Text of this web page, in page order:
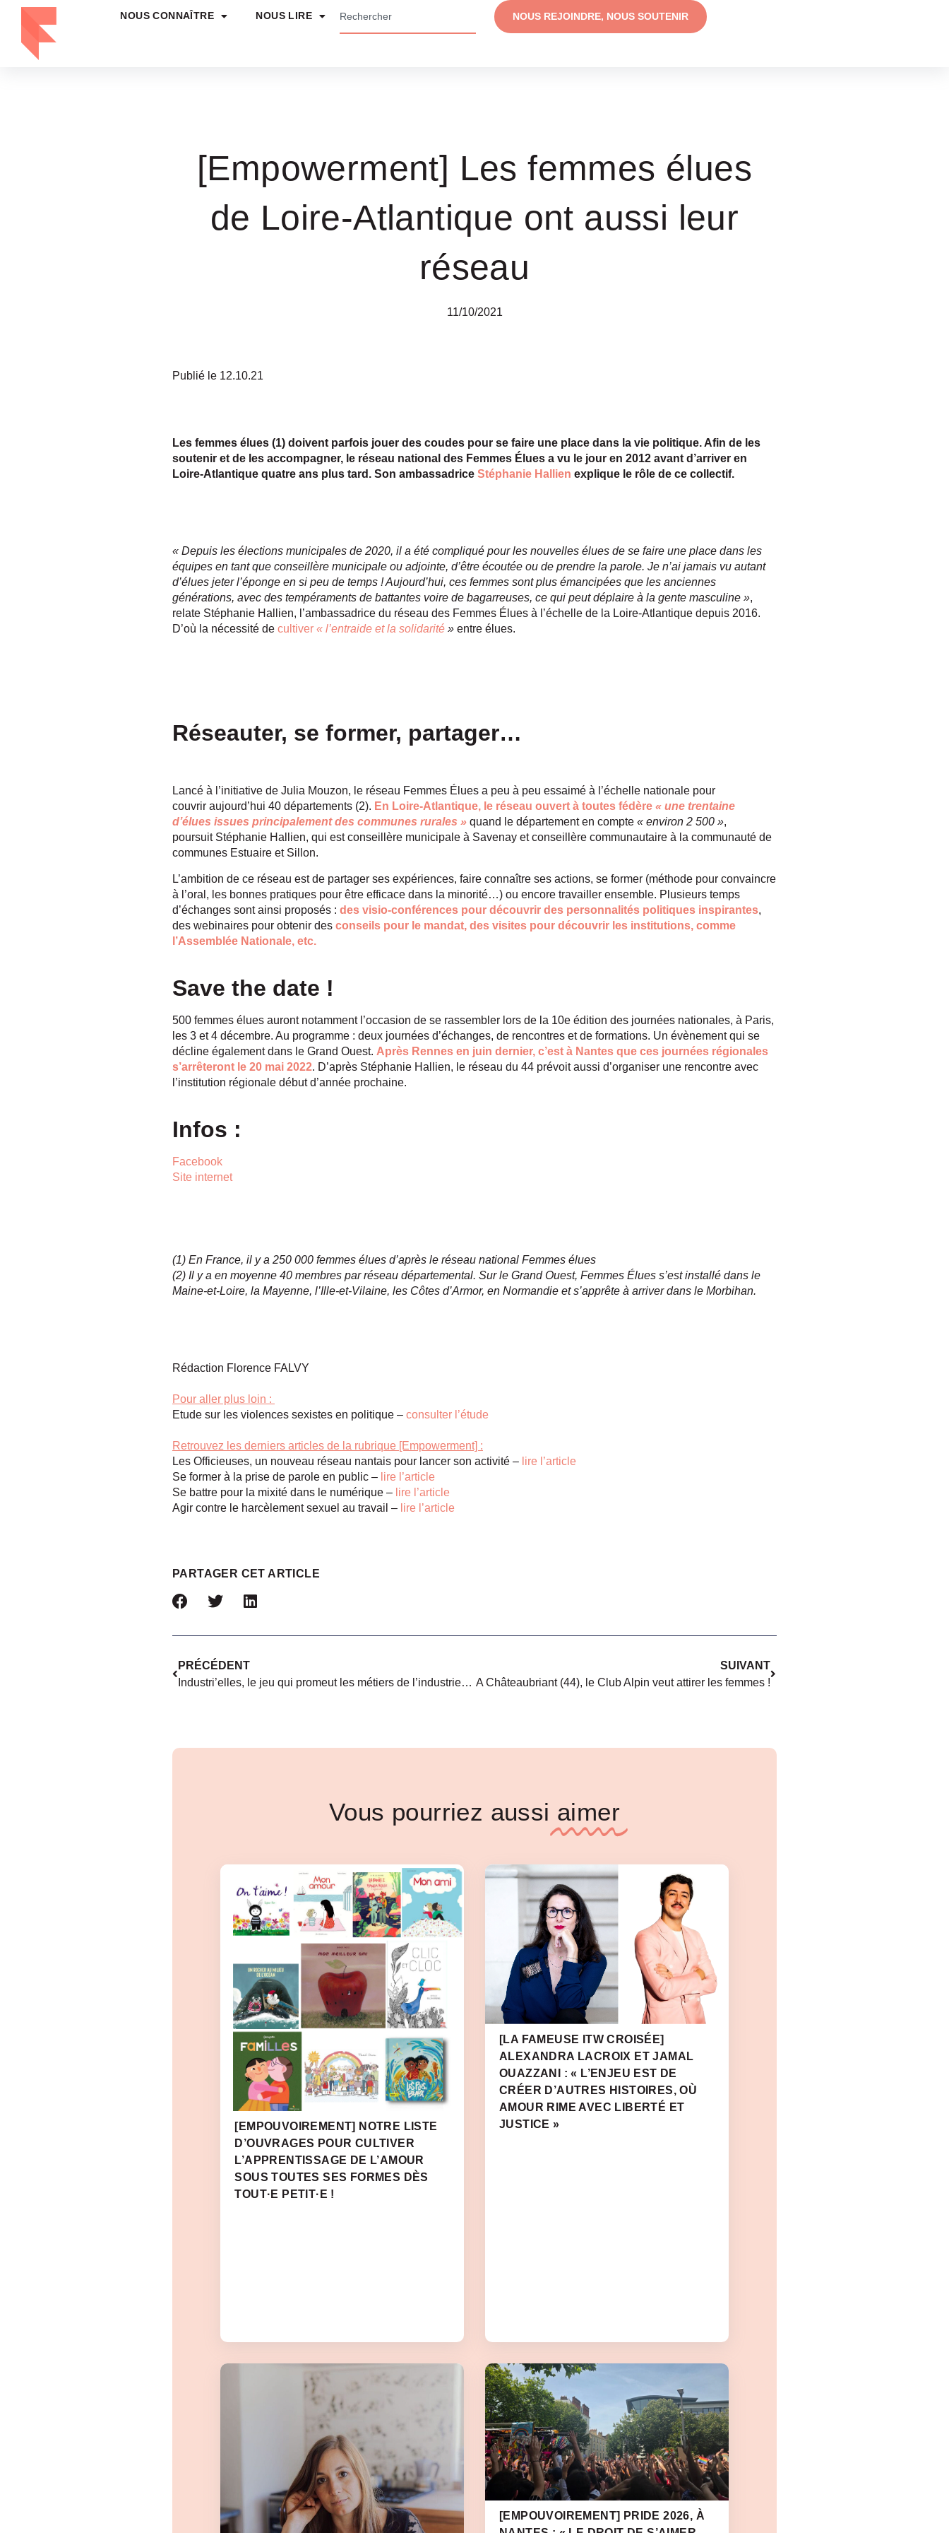
NOUS CONNAÎTRE NOUS LIRE NOUS REJOINDRE, NOUS SOUTENIR
[Empowerment] Les femmes élues
de Loire-Atlantique ont aussi leur
réseau
11/10/2021
Publié le 12.10.21
Les femmes élues (1) doivent parfois jouer des coudes pour se faire une place dans la vie politique. Afin de les
soutenir et de les accompagner, le réseau national des Femmes Élues a vu le jour en 2012 avant d’arriver en
Loire-Atlantique quatre ans plus tard. Son ambassadrice Stéphanie Hallien explique le rôle de ce collectif.
« Depuis les élections municipales de 2020, il a été compliqué pour les nouvelles élues de se faire une place dans les
équipes en tant que conseillère municipale ou adjointe, d’être écoutée ou de prendre la parole. Je n’ai jamais vu autant
d’élues jeter l’éponge en si peu de temps ! Aujourd’hui, ces femmes sont plus émancipées que les anciennes
générations, avec des tempéraments de battantes voire de bagarreuses, ce qui peut déplaire à la gente masculine »,
relate Stéphanie Hallien, l’ambassadrice du réseau des Femmes Élues à l’échelle de la Loire-Atlantique depuis 2016.
D’où la nécessité de cultiver « l’entraide et la solidarité » entre élues.
Réseauter, se former, partager…
Lancé à l’initiative de Julia Mouzon, le réseau Femmes Élues a peu à peu essaimé à l’échelle nationale pour
couvrir aujourd’hui 40 départements (2). En Loire-Atlantique, le réseau ouvert à toutes fédère « une trentaine
d’élues issues principalement des communes rurales » quand le département en compte « environ 2 500 »,
poursuit Stéphanie Hallien, qui est conseillère municipale à Savenay et conseillère communautaire à la communauté de
communes Estuaire et Sillon.
L’ambition de ce réseau est de partager ses expériences, faire connaître ses actions, se former (méthode pour convaincre
à l’oral, les bonnes pratiques pour être efficace dans la minorité…) ou encore travailler ensemble. Plusieurs temps
d’échanges sont ainsi proposés : des visio-conférences pour découvrir des personnalités politiques inspirantes,
des webinaires pour obtenir des conseils pour le mandat, des visites pour découvrir les institutions, comme
l’Assemblée Nationale, etc.
Save the date !
500 femmes élues auront notamment l’occasion de se rassembler lors de la 10e édition des journées nationales, à Paris,
les 3 et 4 décembre. Au programme : deux journées d’échanges, de rencontres et de formations. Un évènement qui se
décline également dans le Grand Ouest. Après Rennes en juin dernier, c’est à Nantes que ces journées régionales
s’arrêteront le 20 mai 2022. D’après Stéphanie Hallien, le réseau du 44 prévoit aussi d’organiser une rencontre avec
l’institution régionale début d’année prochaine.
Infos :
Facebook
Site internet
(1) En France, il y a 250 000 femmes élues d’après le réseau national Femmes élues
(2) Il y a en moyenne 40 membres par réseau départemental. Sur le Grand Ouest, Femmes Élues s’est installé dans le
Maine-et-Loire, la Mayenne, l’Ille-et-Vilaine, les Côtes d’Armor, en Normandie et s’apprête à arriver dans le Morbihan.
Rédaction Florence FALVY
Pour aller plus loin :
Etude sur les violences sexistes en politique – consulter l’étude
Retrouvez les derniers articles de la rubrique [Empowerment] :
Les Officieuses, un nouveau réseau nantais pour lancer son activité – lire l’article
Se former à la prise de parole en public – lire l’article
Se battre pour la mixité dans le numérique – lire l’article
Agir contre le harcèlement sexuel au travail – lire l’article
PARTAGER CET ARTICLE
PRÉCÉDENT
Industri’elles, le jeu qui promeut les métiers de l’industrie aux lycéennes de Loire-Atlantique
SUIVANT
A Châteaubriant (44), le Club Alpin veut attirer les femmes !
Vous pourriez aussi aimer
[EMPOUVOIREMENT] NOTRE LISTE
D’OUVRAGES POUR CULTIVER
L’APPRENTISSAGE DE L’AMOUR
SOUS TOUTES SES FORMES DÈS
TOUT·E PETIT·E !
[LA FAMEUSE ITW CROISÉE]
ALEXANDRA LACROIX ET JAMAL
OUAZZANI : « L’ENJEU EST DE
CRÉER D’AUTRES HISTOIRES, OÙ
AMOUR RIME AVEC LIBERTÉ ET
JUSTICE »
[EMPOUVOIREMENT] PRIDE 2026, À